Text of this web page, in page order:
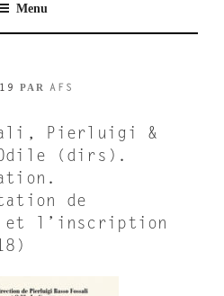
Menu
PAR AFS
Pierluigi &
Odile (dirs).
de
l’inscription